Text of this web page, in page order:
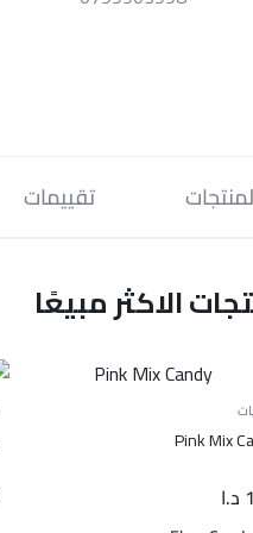
تقييمات
الاكثر مبيعًا
Pink Mix
د.ا